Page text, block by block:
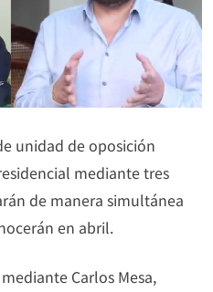
unidad de oposición
mediante tres
de manera simultánea
en abril.
Carlos Mesa,